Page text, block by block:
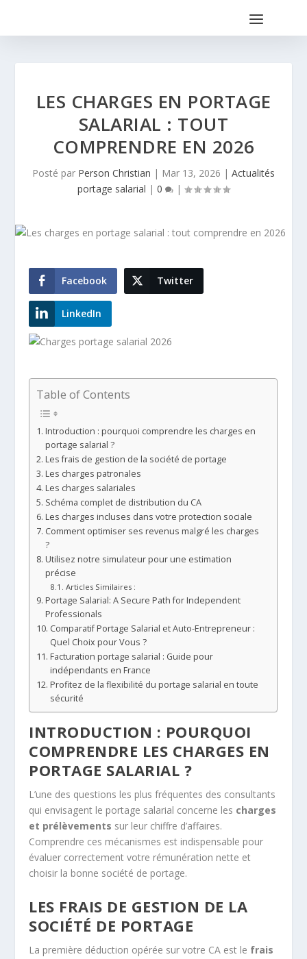
LES CHARGES EN PORTAGE
SALARIAL : TOUT
COMPRENDRE EN 2026
Posté par Person Christian | Mar 13, 2026 | Actualités
portage salarial | 0 |
Facebook Twitter
LinkedIn
Table of Contents
Introduction : pourquoi comprendre les charges en
portage salarial ?
Les frais de gestion de la société de portage
Les charges patronales
Les charges salariales
Schéma complet de distribution du CA
Les charges incluses dans votre protection sociale
Comment optimiser ses revenus malgré les charges
?
Utilisez notre simulateur pour une estimation
précise
Articles Similaires :
Portage Salarial: A Secure Path for Independent
Professionals
Comparatif Portage Salarial et Auto-Entrepreneur :
Quel Choix pour Vous ?
Facturation portage salarial : Guide pour
indépendants en France
Profitez de la flexibilité du portage salarial en toute
sécurité
INTRODUCTION : POURQUOI
COMPRENDRE LES CHARGES EN
PORTAGE SALARIAL ?
L’une des questions les plus fréquentes des consultants
qui envisagent le portage salarial concerne les charges
et prélèvements sur leur chiffre d’affaires.
Comprendre ces mécanismes est indispensable pour
évaluer correctement votre rémunération nette et
choisir la bonne société de portage.
LES FRAIS DE GESTION DE LA
SOCIÉTÉ DE PORTAGE
La première déduction opérée sur votre CA est le frais